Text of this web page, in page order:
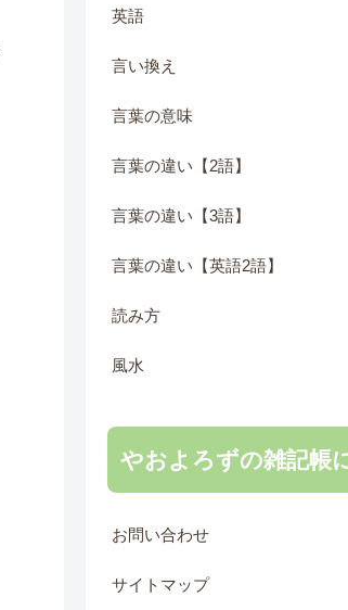
英語
言い換え
言葉の意味
言葉の違い【2語】
言葉の違い【3語】
言葉の違い【英語2語】
読み方
風水
やおよろずの雑記帳
お問い合わせ
サイトマップ